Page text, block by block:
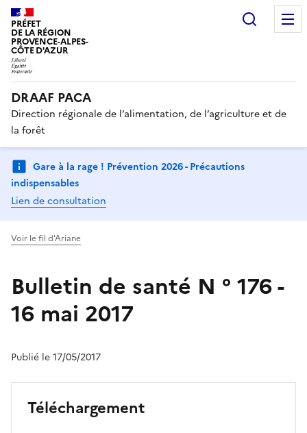
PRÉFET
DE LA RÉGION
PROVENCE-ALPES-
CÔTE D'AZUR
DRAAF PACA
Direction régionale de l’alimentation, de l’agriculture et de
la forêt
Gare à la rage ! Prévention 2026 - Précautions
indispensables
Lien de consultation
Voir le fil d'Ariane
Bulletin de santé N ° 176 -
16 mai 2017
Publié le 17/05/2017
Téléchargement